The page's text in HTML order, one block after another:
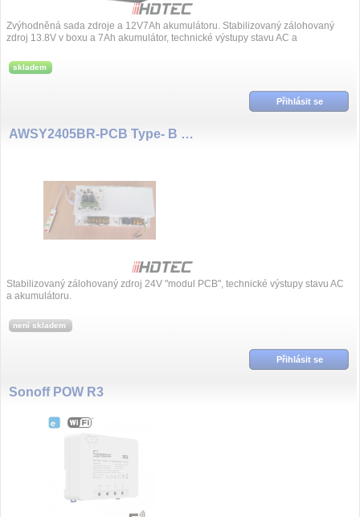
Zvýhodněná sada zdroje a 12V7Ah akumulátoru. Stabilizovaný zálohovaný
zdroj 13.8V v boxu a 7Ah akumulátor, technické výstupy stavu AC a
skladem
Přihlásit se
AWSY2405BR-PCB Type- B Power supply 24V/5A service relé
Stabilizovaný zálohovaný zdroj 24V "modul PCB", technické výstupy stavu AC
a akumulátoru.
není skladem
Přihlásit se
Sonoff POW R3